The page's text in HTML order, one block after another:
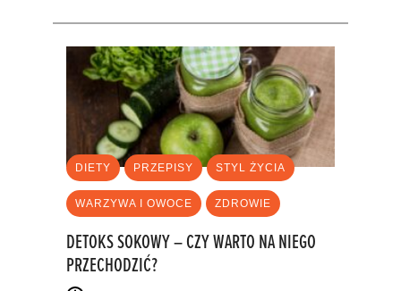
DIETY PRZEPISY STYL ŻYCIA
WARZYWA I OWOCE ZDROWIE
DETOKS SOKOWY – CZY WARTO NA NIEGO
PRZECHODZIĆ?